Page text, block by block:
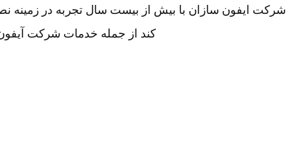
شرکت ایفون سازان با بیش از بیست سال تجربه در زمینه
کند از جمله خدمات شرکت